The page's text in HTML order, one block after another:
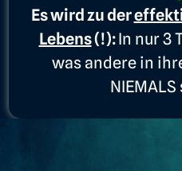
Es wird zu der
Lebens(!):In nur 3
was andere in